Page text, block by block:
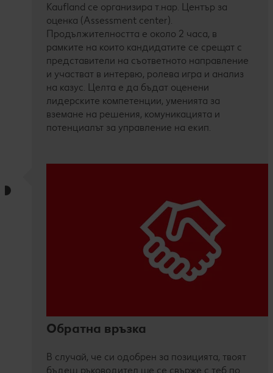
Kaufland се организира т.нар. Център за
оценка (Assessment center).
Продължителността е около 2 часа, в
рамките на които кандидатите се срещат с
представители на съответното направление
и участват в интервю, ролева игра и анализ
на казус. Целта е да бъдат оценени
лидерските компетенции, уменията за
вземане на решения, комуникацията и
потенциалът за управление на екип.
Обратна връзка
В случай, че си одобрен за позицията, твоят
бъдещ ръководител ще се свърже с теб по